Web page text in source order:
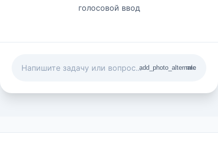
голосовой ввод
add_photo_alternate
mic